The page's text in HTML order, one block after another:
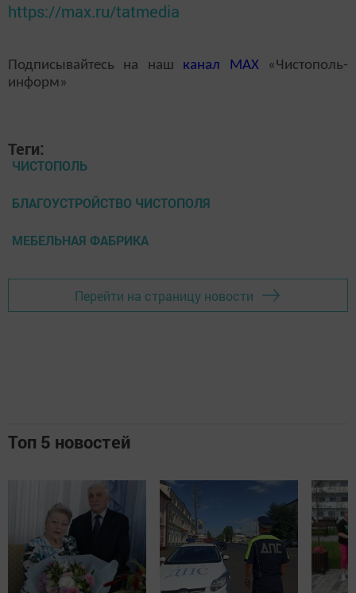
https://max.ru/tatmedia
Подписывайтесь на наш канал MAX«Чистополь-
информ»
Теги:
ЧИСТОПОЛЬ
БЛАГОУСТРОЙСТВО ЧИСТОПОЛЯ
МЕБЕЛЬНАЯ ФАБРИКА
Перейти на страницу новости
Топ 5 новостей